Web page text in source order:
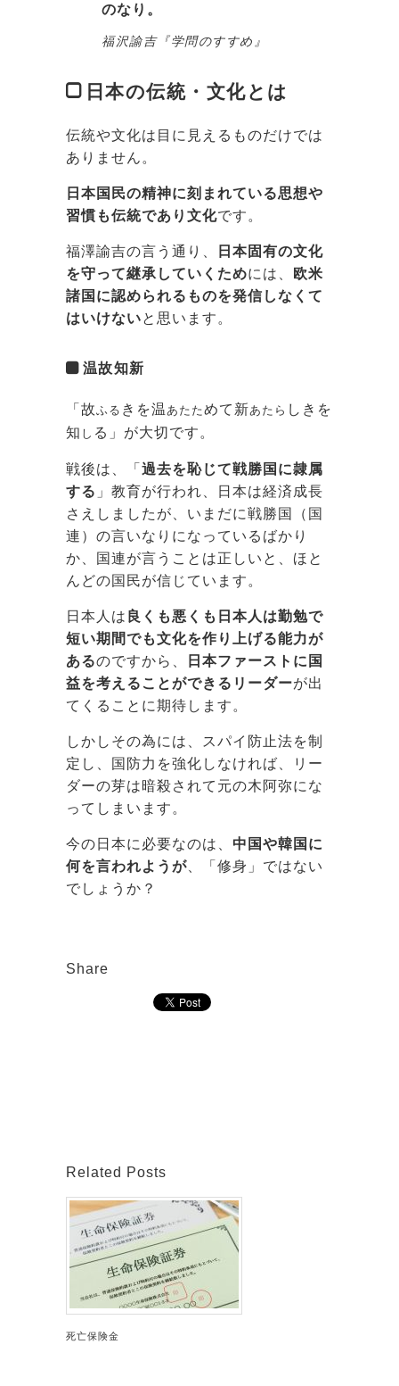
のなり。
福沢諭吉『学問のすすめ』
日本の伝統・文化とは
伝統や文化は目に見えるものだけでは
ありません。
日本国民の精神に刻まれている思想や
習慣も伝統であり文化です。
福澤諭吉の言う通り、
日本固有の文化
を守って継承していくためには、
欧米
諸国に認められるものを発信しなくて
はいけないと思います。
温故知新
「故ふる きを温あたためて新あたら しきを
知 し る」が大切です。
戦後は、「 過去を恥じて戦勝国に隷属
する 」教育が行われ、日本は経済成長
さえしましたが、いまだに戦勝国（国
連）の言いなりになっているばかり
か、国連が言うことは正しいと、ほと
んどの国民が信じています。
日本人は 良くも悪くも日本人は勤勉で
短い期間でも文化を作り上げる能力が
あるのですから、
日本ファーストに国
益を考えることができるリーダーが出
てくることに期待します。
しかしその為には、スパイ防止法を制
定し、国防力を強化しなければ、リー
ダーの芽は暗殺されて元の木阿弥にな
ってしまいます。
今の日本に必要なのは、 中国や韓国に
何を言われようが 、「修身」ではない
でしょうか？
Share
Related Posts
死亡保険金